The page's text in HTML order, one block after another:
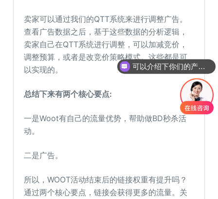
卖家可以通过我们的QTT系统来进行调整广告。
查看广告数据之后，基于这些数据的分析逻辑，
卖家自己在QTT系统进行调整，可以加减竞价，
调整预算，或者是改竞价策略模式。这些都是可
以实现的。
总结下来有两个核心要点:
一是Woot有自己的流量优势，帮助做BD秒杀活
动。
二是广告。
所以，WOOT活动结束后的链接权重有提升吗？
通过两个核心要点，链接会获得更多的流量。关
可以介绍下你们的产品么